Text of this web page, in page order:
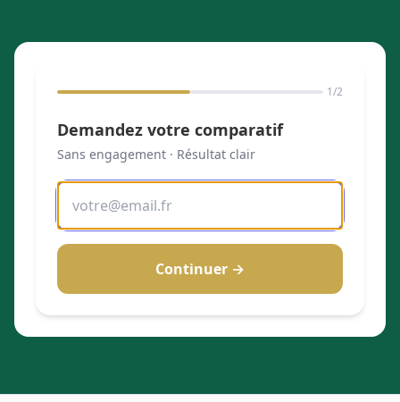
1/2
Demandez votre comparatif
Sans engagement · Résultat clair
Continuer →